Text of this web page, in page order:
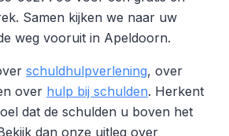
Samen kijken we naar uw
weg vooruit in Apeldoorn.
schuldhulpverlening, over
over hulp bij schulden. Herkent
dat de schulden u boven het
dan onze uitleg over